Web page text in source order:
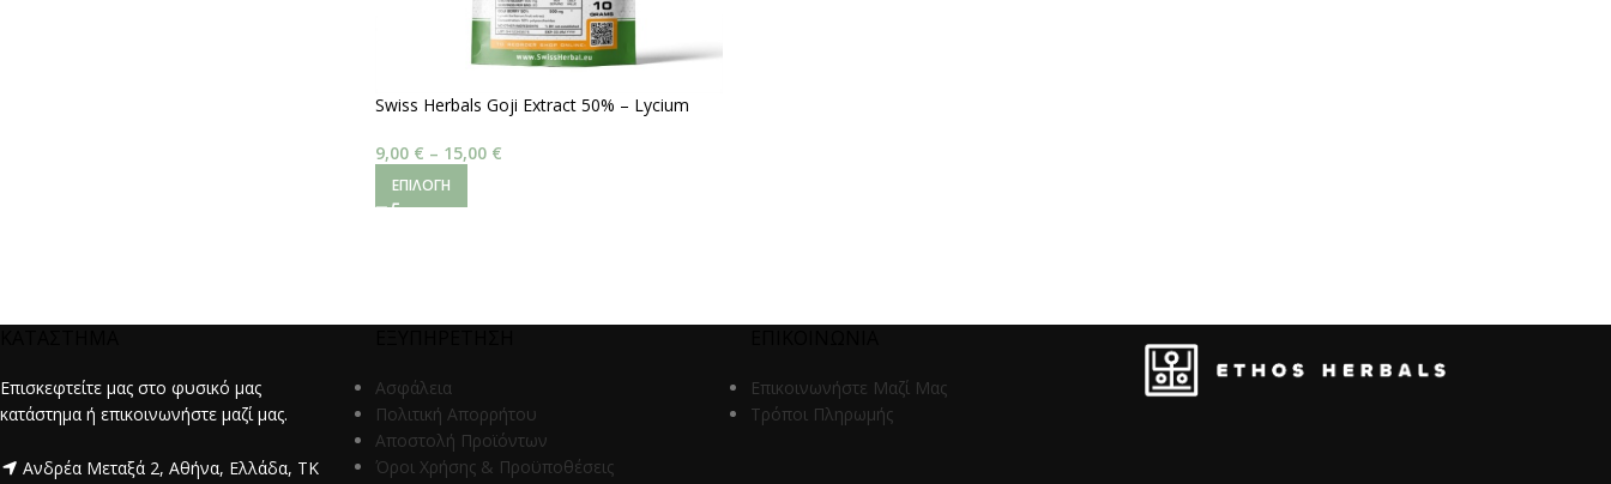
Swiss Herbals Goji Extract 50% – Lycium
9,00 € – 15,00 €
ΕΠΙΛΟΓΉ
Επισκεφτείτε μας στο φυσικό μας
κατάστημα ή επικοινωνήστε μαζί μας.
Ανδρέα Μεταξά 2, Αθήνα, Ελλάδα, ΤΚ
Ασφάλεια
Πολιτική Απορρήτου
Αποστολή Προϊόντων
Όροι Χρήσης & Προϋποθέσεις
Επικοινωνήστε Μαζί Μας
Τρόποι Πληρωμής